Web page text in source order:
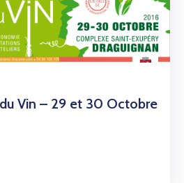
Vin – 29 et 30 Octobre